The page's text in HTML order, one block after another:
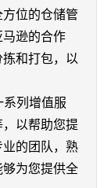
位的仓储管
逊的合作
和打包，以
列增值服
以帮助您提
的团队，熟
为您提供全